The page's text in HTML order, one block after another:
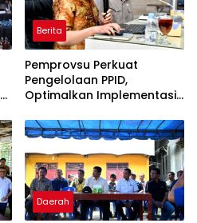
Berita
Pemprovsu Perkuat
Pengelolaan PPID,
Optimalkan Implementasi
Tahun 2026
Daerah